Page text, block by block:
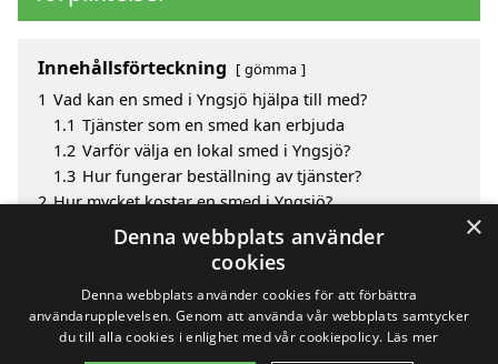
Innehållsförteckning gömma
1 Vad kan en smed i Yngsjö hjälpa till med?
1.1 Tjänster som en smed kan erbjuda
1.2 Varför välja en lokal smed i Yngsjö?
1.3 Hur fungerar beställning av tjänster?
2 Hur mycket kostar en smed i Yngsjö?
Fördelar med att välja smed i Yngsjö
Sök efter en skicklig smed i de omgivande städerna
×
Denna webbplats använder
cookies
Denna webbplats använder cookies för att förbättra
användarupplevelsen. Genom att använda vår webbplats samtycker
du till alla cookies i enlighet med vår cookiepolicy. Läs mer